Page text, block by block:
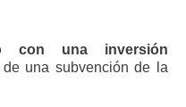
con una inversión
de una subvención de la